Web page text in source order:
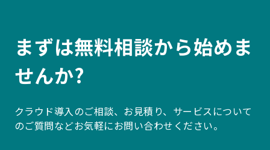
まずは無料相談から始めま
せんか?
クラウド導入のご相談、お見積り、サービスについて
のご質問などお気軽にお問い合わせください。